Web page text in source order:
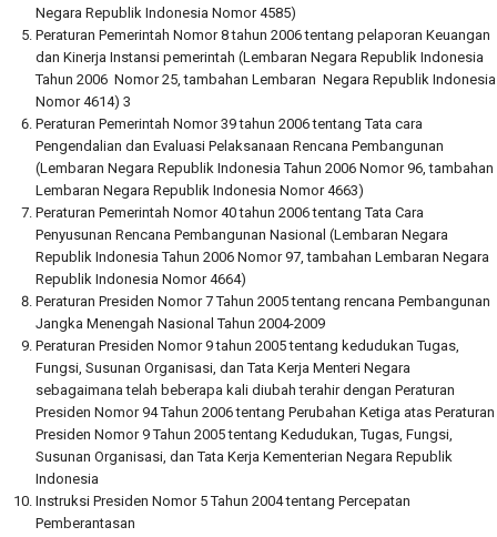
Negara Republik Indonesia Nomor 4585)
Peraturan Pemerintah Nomor 8 tahun 2006 tentang pelaporan Keuangan
dan Kinerja Instansi pemerintah (Lembaran Negara Republik Indonesia
Tahun 2006 Nomor 25, tambahan Lembaran Negara Republik Indonesia
Nomor 4614) 3
Peraturan Pemerintah Nomor 39 tahun 2006 tentang Tata cara
Pengendalian dan Evaluasi Pelaksanaan Rencana Pembangunan
(Lembaran Negara Republik Indonesia Tahun 2006 Nomor 96, tambahan
Lembaran Negara Republik Indonesia Nomor 4663)
Peraturan Pemerintah Nomor 40 tahun 2006 tentang Tata Cara
Penyusunan Rencana Pembangunan Nasional (Lembaran Negara
Republik Indonesia Tahun 2006 Nomor 97, tambahan Lembaran Negara
Republik Indonesia Nomor 4664)
Peraturan Presiden Nomor 7 Tahun 2005 tentang rencana Pembangunan
Jangka Menengah Nasional Tahun 2004-2009
Peraturan Presiden Nomor 9 tahun 2005 tentang kedudukan Tugas,
Fungsi, Susunan Organisasi, dan Tata Kerja Menteri Negara
sebagaimana telah beberapa kali diubah terahir dengan Peraturan
Presiden Nomor 94 Tahun 2006 tentang Perubahan Ketiga atas Peraturan
Presiden Nomor 9 Tahun 2005 tentang Kedudukan, Tugas, Fungsi,
Susunan Organisasi, dan Tata Kerja Kementerian Negara Republik
Indonesia
Instruksi Presiden Nomor 5 Tahun 2004 tentang Percepatan
Pemberantasan